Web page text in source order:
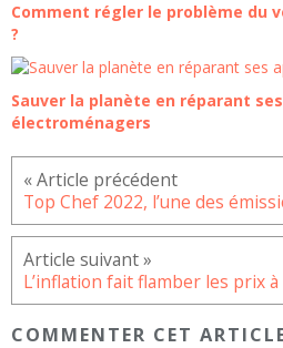
Comment régler le problème du
?
Sauver la planète en réparant
électroménagers
L’inflation fait flamber les prix
COMMENTER CET